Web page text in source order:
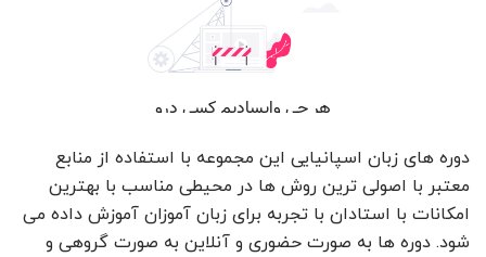
دوره های زبان اسپانیایی این مجموعه با استفاده از منابع
معتبر با اصولی ترین روش ها در محیطی مناسب با بهترین
امکانات با استادان با تجربه برای زبان آموزان آموزش داده می
شود. دوره ها به صورت حضوری و آنلاین به صورت گروهی و